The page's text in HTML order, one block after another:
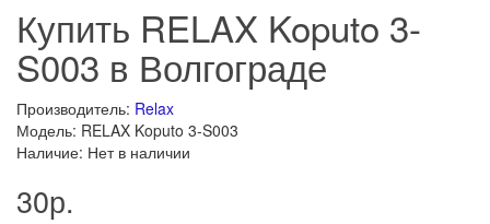
Купить RELAX Koputo 3-
S003 в Волгограде
Производитель: Relax
Модель: RELAX Koputo 3-S003
Наличие: Нет в наличии
30р.